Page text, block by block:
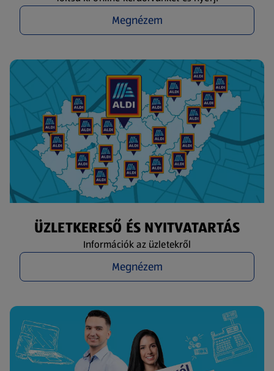
Megnézem
ÜZLETKERESŐ ÉS NYITVATARTÁS
Információk az üzletekről
Megnézem